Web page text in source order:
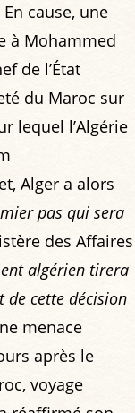
cause, une
à Mohammed
de l’État
du Maroc sur
lequel l’Algérie
Alger a alors
pas qui sera
des Affaires
algérien tirera
de cette décision
menace
après le
voyage